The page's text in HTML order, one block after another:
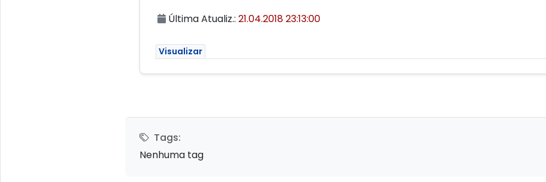
Última Atualiz.: 21.04.2018 23:13:00
Visualizar
Tags:
Nenhuma tag